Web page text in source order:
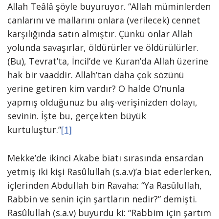
Allah Teâlâ şöyle buyuruyor. “Allah müminlerden
canlarını ve mallarını onlara (verilecek) cennet
karşılığında satın almıştır. Çünkü onlar Allah
yolunda savaşırlar, öldürürler ve öldürülürler.
(Bu), Tevrat’ta, İncil’de ve Kuran’da Allah üzerine
hak bir vaaddir. Allah’tan daha çok sözünü
yerine getiren kim vardır? O halde O’nunla
yapmış olduğunuz bu alış-verişinizden dolayı,
sevinin. İşte bu, gerçekten büyük
kurtuluştur.”[1]
Mekke’de ikinci Akabe biatı sırasında ensardan
yetmiş iki kişi Rasûlullah (s.a.v)’a biat ederlerken,
içlerinden Abdullah bin Ravaha: “Ya Rasûlullah,
Rabbin ve senin için şartların nedir?” demişti.
Rasûlullah (s.a.v) buyurdu ki: “Rabbim için şartım